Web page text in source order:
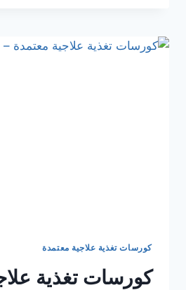
كورسات تغذية علاجية معتمدة
كورسات تغذية